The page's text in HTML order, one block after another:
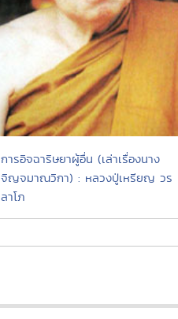
การอิจฉาริษยาผู้อื่น (เล่าเรื่องนาง
จิญจมาณวิกา) : หลวงปู่เหรียญ วร
ลาโภ